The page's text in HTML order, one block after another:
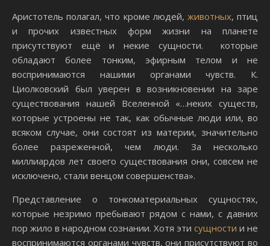
Аристотель полагал, что кроме людей, животных, птиц
и прочих известных форм жизни на планете
присутствуют ещё и некие сущности. которые
обладают более тонким, эфирным телом и не
воспринимаются нашими органами чувств. К.
Циолковский был уверен в возникновении на заре
существования нашей Вселенной «…неких существ,
которые устроены не так, как обычные люди или, во
всяком случае, они состоят из материи, значительно
более разреженной, чем люди. За несколько
миллиардов лет своего существования они, совсем не
исключено, стали венцом совершенства».
Представление о тонкоматериальных сущностях,
которые незримо пребывают рядом с нами, с давних
пор жило в народном сознании. Хотя эти сущности и не
воспринимаются органами чувств, они присутствуют во